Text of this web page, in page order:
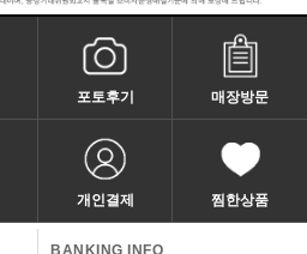
포토후기 매장방문
개인결제 찜한상품
BANKING INFO